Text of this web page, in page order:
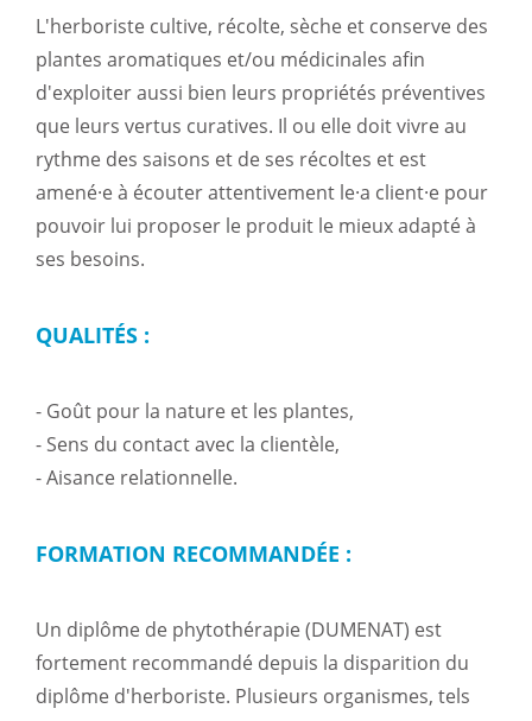
L'herboriste cultive, récolte, sèche et conserve des
plantes aromatiques et/ou médicinales afin
d'exploiter aussi bien leurs propriétés préventives
que leurs vertus curatives. Il ou elle doit vivre au
rythme des saisons et de ses récoltes et est
amené·e à écouter attentivement le·a client·e pour
pouvoir lui proposer le produit le mieux adapté à
ses besoins.
QUALITÉS :
- Goût pour la nature et les plantes,
- Sens du contact avec la clientèle,
- Aisance relationnelle.
FORMATION RECOMMANDÉE :
Un diplôme de phytothérapie (DUMENAT) est
fortement recommandé depuis la disparition du
diplôme d'herboriste. Plusieurs organismes, tels